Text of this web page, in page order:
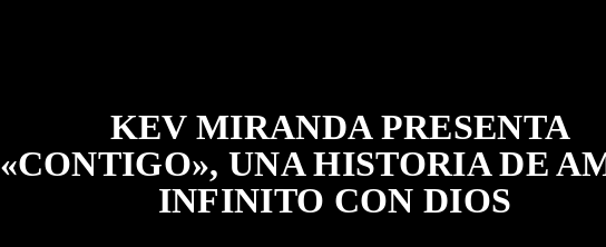
KEV MIRANDA PRESENTA
«CONTIGO», UNA HISTORIA DE
INFINITO CON DIOS